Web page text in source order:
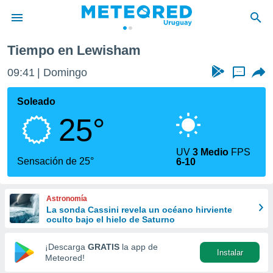
de
ha
calidad.
a este
las
y
forma
digital
basada
Tiempo en Lewisham
09:41 Domingo ...
Soleado
25°
Sensación de 25°
UV3 Medio FPS
6-10
Astronomía
La sonda Cassini revela un océano hirviente
oculto bajo el hielo de Saturno
¡Descarga GRATIS la app de
Meteored!
Instalar